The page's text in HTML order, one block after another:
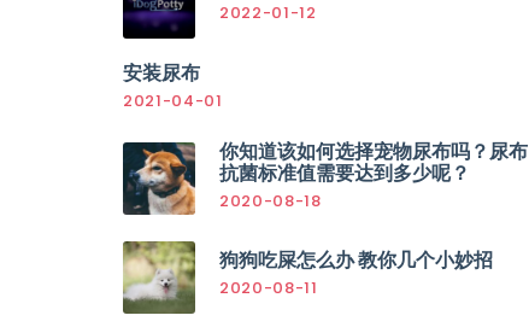
2022-01-12
安装尿布
2021-04-01
你知道该如何选择宠物尿布吗？尿布
抗菌标准值需要达到多少呢？
2020-08-18
狗狗吃屎怎么办 教你几个小妙招
2020-08-11